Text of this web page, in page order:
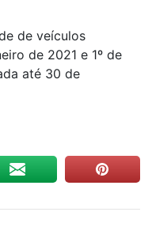
de veículos
de 2021 e 1º de
até 30 de